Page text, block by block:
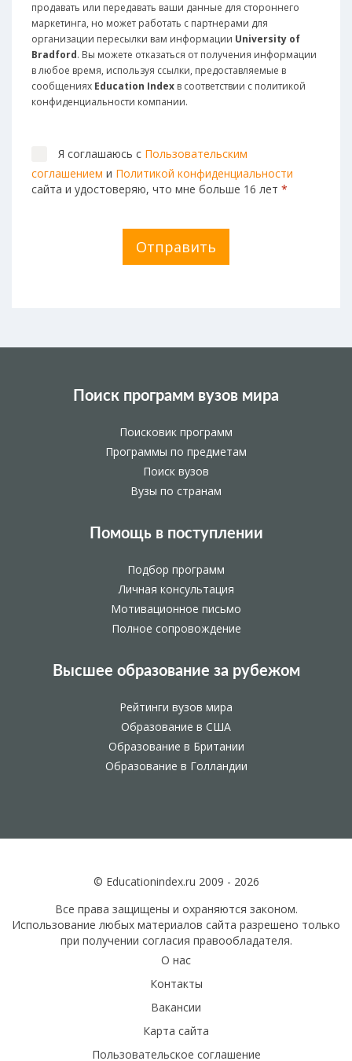
продавать или передавать ваши данные для стороннего
маркетинга, но может работать с партнерами для
организации пересылки вам информации University of
Bradford. Вы можете отказаться от получения информации
в любое время, используя ссылки, предоставляемые в
сообщениях Education Index в соответствии с политикой
конфиденциальности компании.
Я соглашаюсь с Пользовательским
соглашением и Политикой конфиденциальности
сайта и удостоверяю, что мне больше 16 лет *
Отправить
Поиск программ вузов мира
Поисковик программ
Программы по предметам
Поиск вузов
Вузы по странам
Помощь в поступлении
Подбор программ
Личная консультация
Мотивационное письмо
Полное сопровождение
Высшее образование за рубежом
Рейтинги вузов мира
Образование в США
Образование в Британии
Образование в Голландии
© Educationindex.ru 2009 - 2026
Все права защищены и охраняются законом.
Использование любых материалов сайта разрешено только
при получении согласия правообладателя.
О нас
Контакты
Вакансии
Карта сайта
Пользовательское соглашение